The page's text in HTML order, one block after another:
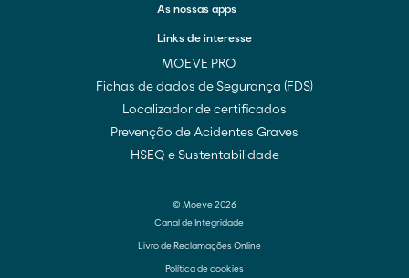
Links de interesse
MOEVE PRO
Fichas de dados de Segurança (FDS)
Localizador de certificados
Prevenção de Acidentes Graves
HSEQ e Sustentabilidade
As nossas apps
© Moeve 2026
Canal de Integridade
Livro de Reclamações Online
Política de cookies